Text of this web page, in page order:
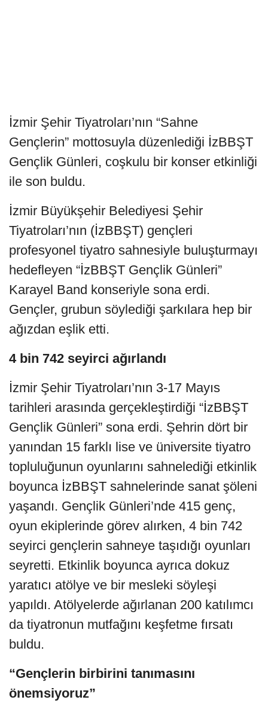
İzmir Şehir Tiyatroları’nın “Sahne
Gençlerin” mottosuyla düzenlediği İzBBŞT
Gençlik Günleri, coşkulu bir konser etkinliği
ile son buldu.
İzmir Büyükşehir Belediyesi Şehir
Tiyatroları’nın (İzBBŞT) gençleri
profesyonel tiyatro sahnesiyle buluşturmayı
hedefleyen “İzBBŞT Gençlik Günleri”
Karayel Band konseriyle sona erdi.
Gençler, grubun söylediği şarkılara hep bir
ağızdan eşlik etti.
4 bin 742 seyirci ağırlandı
İzmir Şehir Tiyatroları’nın 3-17 Mayıs
tarihleri arasında gerçekleştirdiği “İzBBŞT
Gençlik Günleri” sona erdi. Şehrin dört bir
yanından 15 farklı lise ve üniversite tiyatro
topluluğunun oyunlarını sahnelediği etkinlik
boyunca İzBBŞT sahnelerinde sanat şöleni
yaşandı. Gençlik Günleri’nde 415 genç,
oyun ekiplerinde görev alırken, 4 bin 742
seyirci gençlerin sahneye taşıdığı oyunları
seyretti. Etkinlik boyunca ayrıca dokuz
yaratıcı atölye ve bir mesleki söyleşi
yapıldı. Atölyelerde ağırlanan 200 katılımcı
da tiyatronun mutfağını keşfetme fırsatı
buldu.
“Gençlerin birbirini tanımasını
önemsiyoruz”